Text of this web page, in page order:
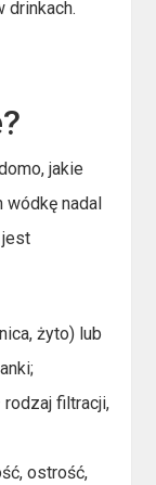
drinkach.
jakie
nadal
jest
żyto) lub
rodzaj filtracji,
ostrość,